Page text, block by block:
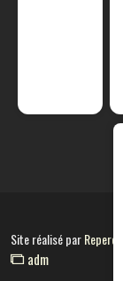
Site réalisé par
adm